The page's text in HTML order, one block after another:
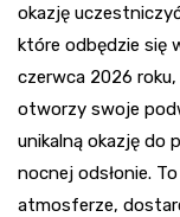
okazję
które odbędzie się
czerwca 2026
otworzy swoje
unikalną okazję do
nocnej odsłonie.
atmosferze,